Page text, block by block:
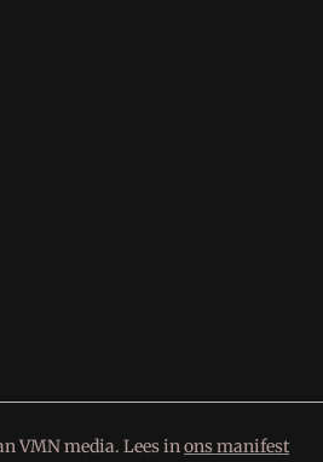
VMN media. Lees inons manifest